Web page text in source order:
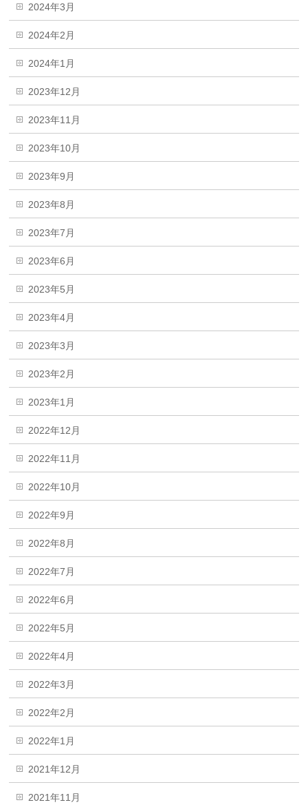
2024年3月
2024年2月
2024年1月
2023年12月
2023年11月
2023年10月
2023年9月
2023年8月
2023年7月
2023年6月
2023年5月
2023年4月
2023年3月
2023年2月
2023年1月
2022年12月
2022年11月
2022年10月
2022年9月
2022年8月
2022年7月
2022年6月
2022年5月
2022年4月
2022年3月
2022年2月
2022年1月
2021年12月
2021年11月